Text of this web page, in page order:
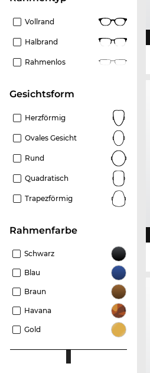
Vollrand
Halbrand
Rahmenlos
Gesichtsform
Herzförmig
Ovales Gesicht
Rund
Quadratisch
Trapezförmig
Rahmenfarbe
Schwarz
Blau
Braun
Havana
Gold